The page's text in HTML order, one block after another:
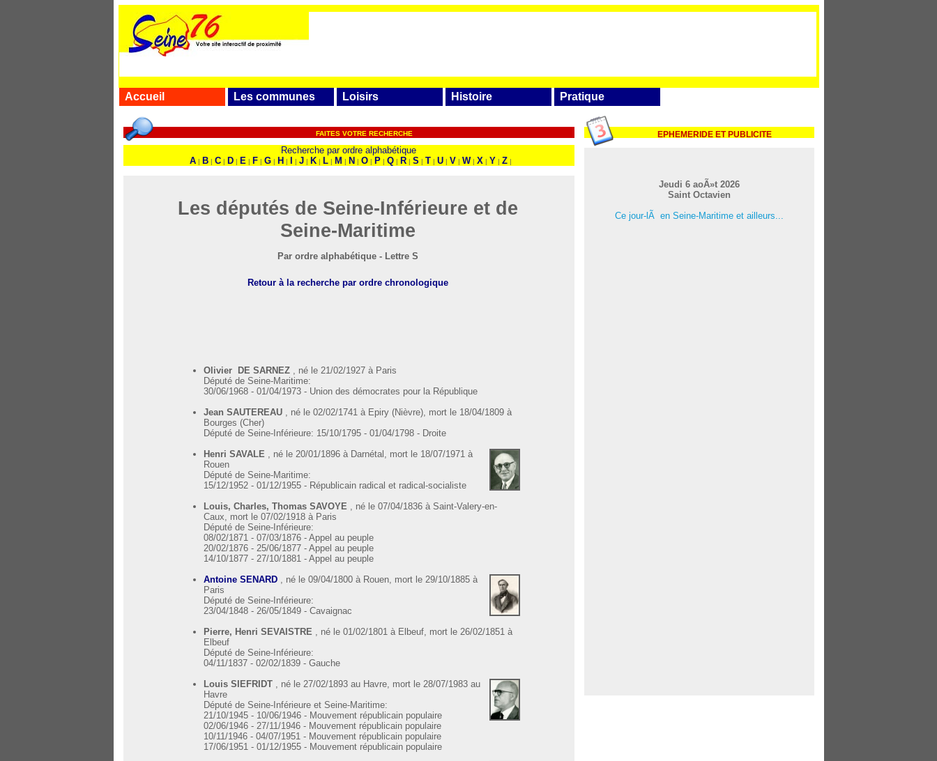
Accueil Les communes Loisirs Histoire Pratique
FAITES VOTRE RECHERCHE
Recherche par ordre alphabétique
A | B | C | D | E | F | G | H | | J | K | L | M | N | O | P | Q | R | S | T | U | V | W | X | Y | Z |
Les députés de Seine-Inférieure et de
Seine-Maritime
Par ordre alphabétique - Lettre S
Retour à la recherche par ordre chronologique
Olivier DE SARNEZ
, né le 21/02/1927 à Paris
Député de Seine-Maritime:
30/06/1968 - 01/04/1973 - Union des démocrates pour la République
Jean SAUTEREAU
, né le 02/02/1741 à Epiry (Nièvre), mort le 18/04/1809 à
Bourges (Cher)
Député de Seine-Inférieure: 15/10/1795 - 01/04/1798 - Droite
Henri SAVALE
, né le 20/01/1896 à Darnétal, mort le 18/07/1971 à
Rouen
Député de Seine-Maritime:
15/12/1952 - 01/12/1955 - Républicain radical et radical-socialiste
Louis, Charles, Thomas SAVOYE
, né le 07/04/1836 à Saint-Valery-en-
Caux, mort le 07/02/1918 à Paris
Député de Seine-Inférieure:
08/02/1871 - 07/03/1876 - Appel au peuple
20/02/1876 - 25/06/1877 - Appel au peuple
14/10/1877 - 27/10/1881 - Appel au peuple
Antoine SENARD
, né le 09/04/1800 à Rouen, mort le 29/10/1885 à
Paris
Député de Seine-Inférieure:
23/04/1848 - 26/05/1849 - Cavaignac
Pierre, Henri SEVAISTRE
, né le 01/02/1801 à Elbeuf, mort le 26/02/1851 à
Elbeuf
Député de Seine-Inférieure:
04/11/1837 - 02/02/1839 - Gauche
Louis SIEFRIDT
, né le 27/02/1893 au Havre, mort le 28/07/1983 au
Havre
Député de Seine-Inférieure et Seine-Maritime:
21/10/1945 - 10/06/1946 - Mouvement républicain populaire
02/06/1946 - 27/11/1946 - Mouvement républicain populaire
10/11/1946 - 04/07/1951 - Mouvement républicain populaire
17/06/1951 - 01/12/1955 - Mouvement républicain populaire
EPHEMERIDE ET PUBLICITE
Jeudi 6 aoÃ»t 2026
Saint Octavien
Ce jour-lÃ en Seine-Maritime et ailleurs...